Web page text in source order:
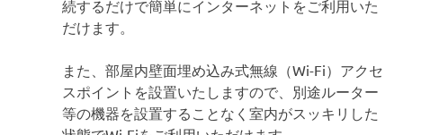
続するだけで簡単にインターネットをご利用いた
だけます。
また、部屋内壁面埋め込み式無線（Wi-Fi）アクセ
スポイントを設置いたしますので、別途ルーター
等の機器を設置することなく室内がスッキリした